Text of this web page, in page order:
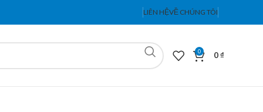
LIÊN HỆVỀ CHÚNG TÔI
0 0₫